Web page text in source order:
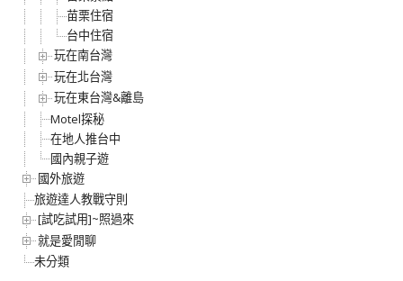
苗栗住宿
台中住宿
玩在南台灣
玩在北台灣
玩在東台灣&離島
Motel探秘
在地人推台中
國內親子遊
國外旅遊
旅遊達人教戰守則
[試吃試用]~照過來
就是愛閒聊
未分類